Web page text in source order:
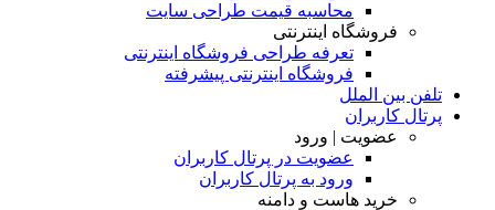
محاسبه قیمت طراحی سایت
فروشگاه اینترنتی
تعرفه طراحی فروشگاه اینترنتی
فروشگاه اینترنتی پیشرفته
تلفن بین الملل
پرتال کاربران
عضویت | ورود
عضویت در پرتال کاربران
ورود به پرتال کاربران
خرید هاست و دامنه